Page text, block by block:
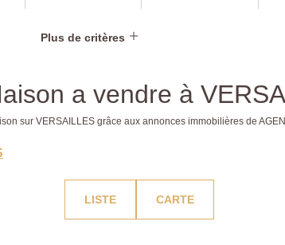
Plus de critères
a vendre à
sur VERSAILLES grâce aux annonces immobilières de
LISTE CARTE